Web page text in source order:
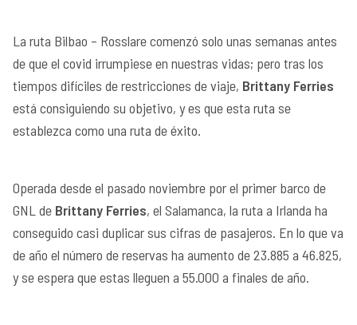
La ruta Bilbao – Rosslare comenzó solo unas semanas antes
de que el covid irrumpiese en nuestras vidas; pero tras los
tiempos difíciles de restricciones de viaje, Brittany Ferries
está consiguiendo su objetivo, y es que esta ruta se
establezca como una ruta de éxito.
Operada desde el pasado noviembre por el primer barco de
GNL de Brittany Ferries, el Salamanca, la ruta a Irlanda ha
conseguido casi duplicar sus cifras de pasajeros. En lo que va
de año el número de reservas ha aumento de 23.885 a 46.825,
y se espera que estas lleguen a 55.000 a finales de año.